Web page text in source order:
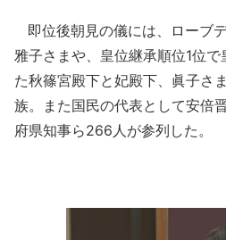
即位後朝見の儀には、ローブ
雅子さまや、皇位継承順位1位
た秋篠宮殿下と妃殿下、眞子さ
族。また国民の代表として安倍
府県知事ら266人が参列した。